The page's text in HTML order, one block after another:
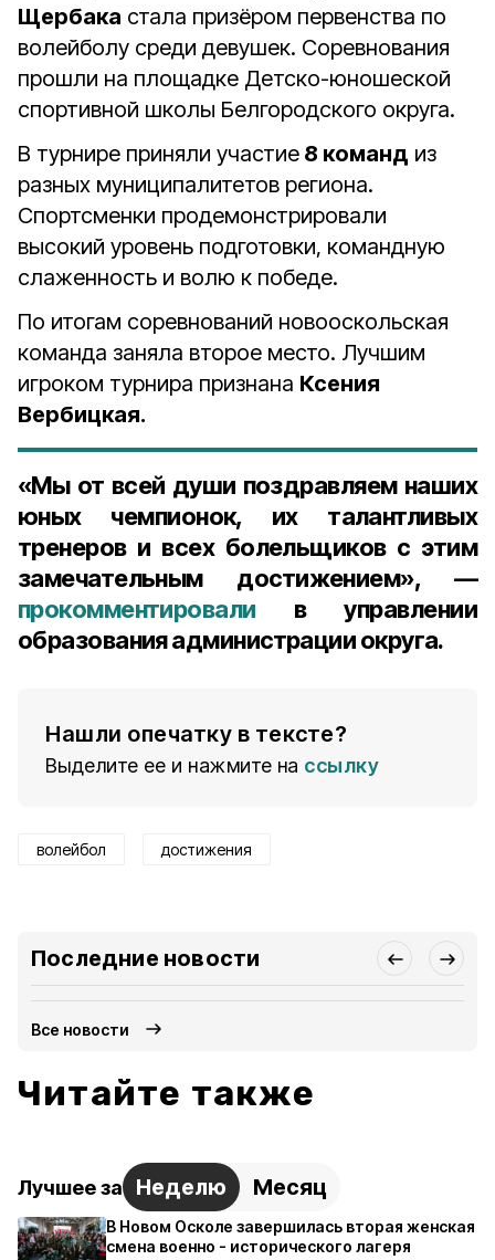
Щербака стала призёром первенства по
волейболу среди девушек. Соревнования
прошли на площадке Детско-юношеской
спортивной школы Белгородского округа.
В турнире приняли участие 8 команд из
разных муниципалитетов региона.
Спортсменки продемонстрировали
высокий уровень подготовки, командную
слаженность и волю к победе.
По итогам соревнований новооскольская
команда заняла второе место. Лучшим
игроком турнира признана Ксения
Вербицкая.
«Мы от всей души поздравляем наших
юных чемпионок, их талантливых
тренеров и всех болельщиков с этим
замечательным достижением», —
прокомментировали в управлении
образования администрации округа.
Нашли опечатку в тексте?
Выделите ее и нажмите на ссылку
волейбол достижения
Последние новости
Все новости
Читайте также
Лучшее за Неделю Месяц
В Новом Осколе завершилась вторая женская
смена военно - исторического лагеря